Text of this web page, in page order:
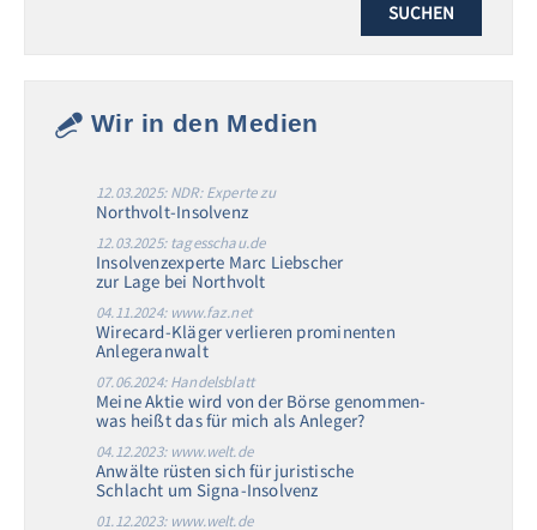
Wir in den Medien
12.03.2025: NDR: Experte zu
Northvolt-Insolvenz
12.03.2025: tagesschau.de
Insolvenzexperte Marc Liebscher
zur Lage bei Northvolt
04.11.2024: www.faz.net
Wirecard-Kläger verlieren prominenten
Anlegeranwalt
07.06.2024: Handelsblatt
Meine Aktie wird von der Börse genommen-
was heißt das für mich als Anleger?
04.12.2023: www.welt.de
Anwälte rüsten sich für juristische
Schlacht um Signa-Insolvenz
01.12.2023: www.welt.de